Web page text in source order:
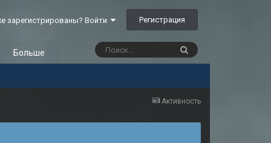
зарегистрированы? Войти Регистрация
Больше
Активность